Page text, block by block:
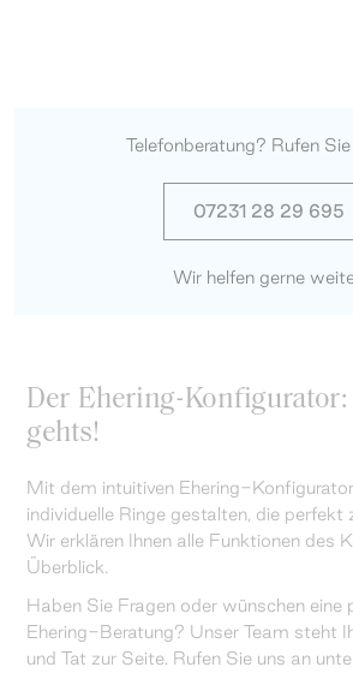
Telefonberatung? Rufen
07231 28 29 695
Wir helfen gerne
Der Ehering-
gehts!
Mit dem intuitiven Ehering-
individuelle Ringe gestalten, die perfekt
Wir erklären Ihnen alle Funktionen des
Überblick.
Haben Sie Fragen oder wünschen eine
Ehering-Beratung? Unser Team steht
und Tat zur Seite. Rufen Sie uns an